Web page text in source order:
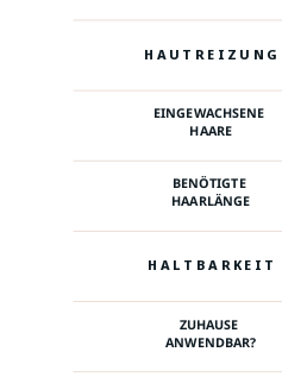
HAUTREIZUNG
EINGEWACHSENE
HAARE
BENÖTIGTE
HAARLÄNGE
HALTBARKEIT
ZUHAUSE
ANWENDBAR?